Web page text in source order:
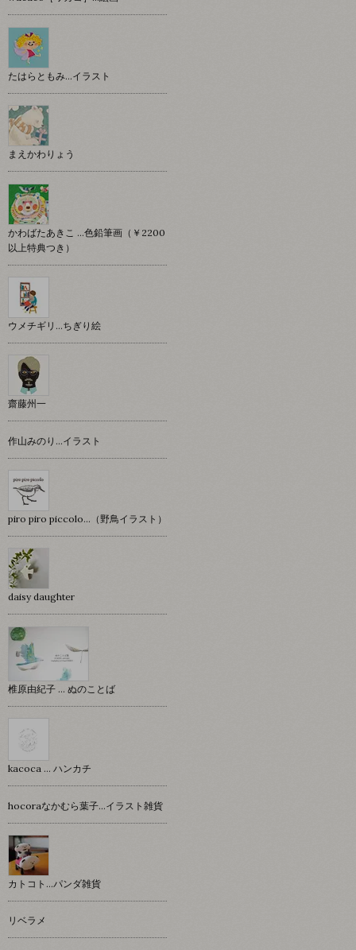
たはらともみ…イラスト
まえかわりょう
かわばたあきこ …色鉛筆画（￥2200
以上特典つき）
ウメチギリ…ちぎり絵
齋藤州一
作山みのり…イラスト
piro piro piccolo…（野鳥イラスト）
daisy daughter
椎原由紀子 ... ぬのことば
kacoca ... ハンカチ
hocoraなかむら葉子…イラスト雑貨
カトコト…パンダ雑貨
リベラメ